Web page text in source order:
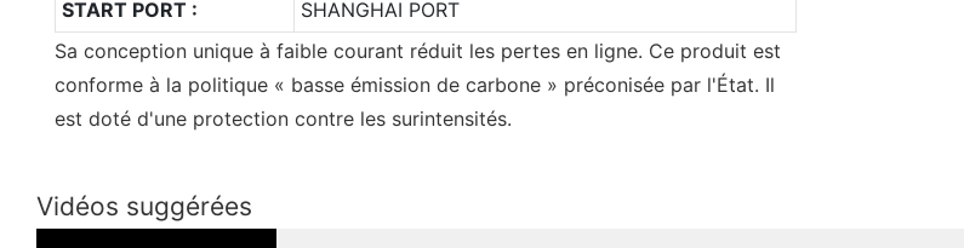
START PORT :
SHANGHAI PORT
Sa conception unique à faible courant réduit les pertes en ligne. Ce produit est
conforme à la politique « basse émission de carbone » préconisée par l'État. Il
est doté d'une protection contre les surintensités.
Vidéos suggérées